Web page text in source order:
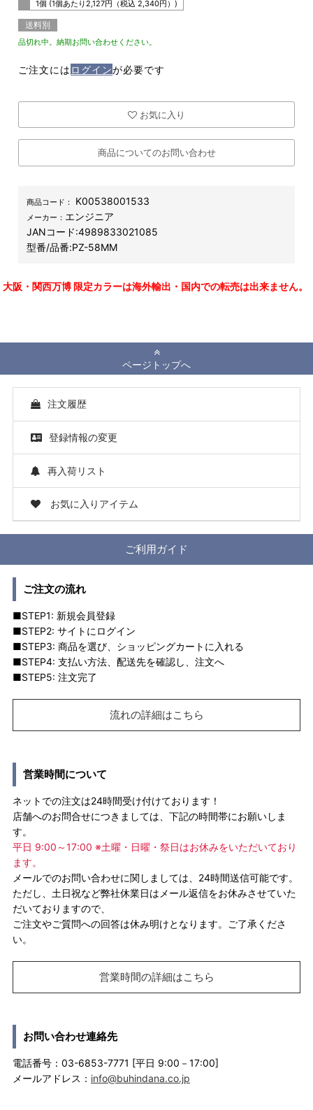
1個 (1個あたり2,127円（税込2,340円）)
送料別
品切れ中。納期お問い合わせください。
ご注文には ログインが必要です
お気に入り
商品についてのお問い合わせ
商品コード： K00538001533
メーカー： エンジニア
JANコード:4989833021085
型番/品番:PZ-58MM
大阪・関西万博 限定カラーは海外輸出・国内での転売は出来ません。
ページトップへ
注文履歴
登録情報の変更
再入荷リスト
お気に入りアイテム
ご利用ガイド
ご注文の流れ
■STEP1: 新規会員登録
■STEP2: サイトにログイン
■STEP3: 商品を選び、ショッピングカートに入れる
■STEP4: 支払い方法、配送先を確認し、注文へ
■STEP5: 注文完了
流れの詳細はこちら
営業時間について
ネットでの注文は24時間受け付けております！
店舗へのお問合せにつきましては、下記の時間帯にお願いしま
す。
平日 9:00～17:00 ※土曜・日曜・祭日はお休みをいただいており
ます。
メールでのお問い合わせに関しましては、24時間送信可能です。
ただし、土日祝など弊社休業日はメール返信をお休みさせていた
だいておりますので、
ご注文やご質問への回答は休み明けとなります。ご了承くださ
い。
営業時間の詳細はこちら
お問い合わせ連絡先
電話番号：03-6853-7771 [平日 9:00－17:00]
メールアドレス： info@buhindana.co.jp